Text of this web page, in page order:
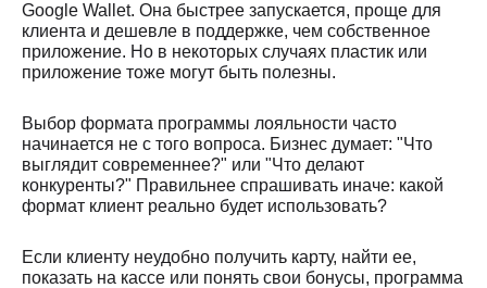
Google Wallet. Она быстрее запускается, проще для
клиента и дешевле в поддержке, чем собственное
приложение. Но в некоторых случаях пластик или
приложение тоже могут быть полезны.
Выбор формата программы лояльности часто
начинается не с того вопроса. Бизнес думает: "Что
выглядит современнее?" или "Что делают
конкуренты?" Правильнее спрашивать иначе: какой
формат клиент реально будет использовать?
Если клиенту неудобно получить карту, найти ее,
показать на кассе или понять свои бонусы, программа